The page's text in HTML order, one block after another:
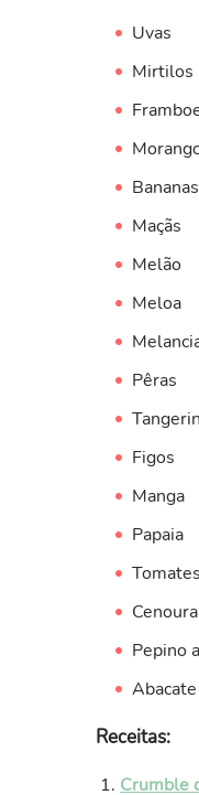
Uvas
Mirtilos
Bananas
Maçãs
Melão
Meloa
Pêras
Figos
Manga
Papaia
Pepino
Abacate
Receitas:
Crumble